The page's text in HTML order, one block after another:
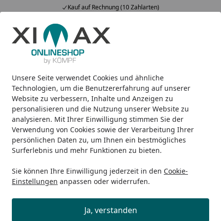
Unsere Seite verwendet Cookies und ähnliche
Technologien, um die Benutzererfahrung auf unserer
Website zu verbessern, Inhalte und Anzeigen zu
personalisieren und die Nutzung unserer Website zu
analysieren. Mit Ihrer Einwilligung stimmen Sie der
Verwendung von Cookies sowie der Verarbeitung Ihrer
persönlichen Daten zu, um Ihnen ein bestmögliches
Surferlebnis und mehr Funktionen zu bieten.
Sie können Ihre Einwilligung jederzeit in den Cookie-
Einstellungen anpassen oder widerrufen.
Ja, verstanden
Kauf auf Rechnung (10 Zahlarten)
Alle Produkte
Mein Konto
Suchen
Startseite
Design-Heizkörper Badheizkörper Ximax Badheizkörper
Ximax Badheizkörper Astor